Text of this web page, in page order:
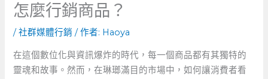
怎麼行銷商品？
/社群媒體行銷 / 作者: Haoya
在這個數位化與資訊爆炸的時代，每一個商品都有其獨特的
靈魂和故事。然而，在琳瑯滿目的市場中，如何讓消費者看